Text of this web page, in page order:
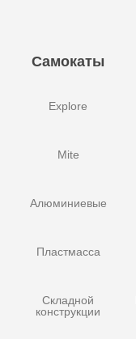
Самокаты
Explore
Mite
Алюминиевые
Пластмасса
Складной
конструкции